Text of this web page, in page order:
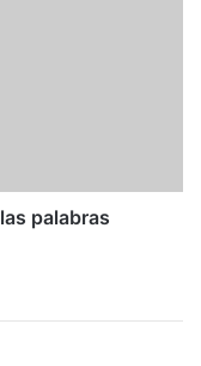
palabras